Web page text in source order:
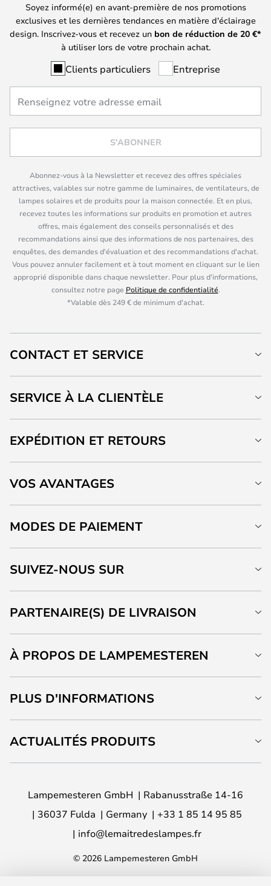
Soyez informé(e) en avant-première de nos promotions
exclusives et les dernières tendances en matière d'éclairage
design. Inscrivez-vous et recevez un bon de réduction de 20 €*
à utiliser lors de votre prochain achat.
Clients particuliers Entreprise
S'ABONNER
Abonnez-vous à la Newsletter et recevez des offres spéciales
attractives, valables sur notre gamme de luminaires, de ventilateurs, de
lampes solaires et de produits pour la maison connectée. Et en plus,
recevez toutes les informations sur produits en promotion et autres
offres, mais également des conseils personnalisés et des
recommandations ainsi que des informations de nos partenaires, des
enquêtes, des demandes d'évaluation et des recommandations d'achat.
Vous pouvez annuler facilement et à tout moment en cliquant sur le lien
approprié disponible dans chaque newsletter. Pour plus d'informations,
consultez notre page Politique de confidentialité.
*Valable dès 249 € de minimum d'achat.
CONTACT ET SERVICE
SERVICE À LA CLIENTÈLE
EXPÉDITION ET RETOURS
VOS AVANTAGES
MODES DE PAIEMENT
SUIVEZ-NOUS SUR
PARTENAIRE(S) DE LIVRAISON
À PROPOS DE LAMPEMESTEREN
PLUS D'INFORMATIONS
ACTUALITÉS PRODUITS
Lampemesteren GmbH
Rabanusstraße 14-16
36037 Fulda
Germany
+33 1 85 14 95 85
info@lemaitredeslampes.fr
© 2026 Lampemesteren GmbH